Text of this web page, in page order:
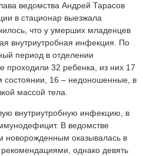
ведомства Андрей Тарасов
в стационар выезжала
что у умерших младенцев
внутриутробная инфекция. По
период в отделении
проходили 32 ребенка, из них 17
состоянии, 16 – недоношенные, в
массой тела.
внутриутробную инфекцию, в
В ведомстве
новорожденным оказывалась в
рекомендациями, однако девять